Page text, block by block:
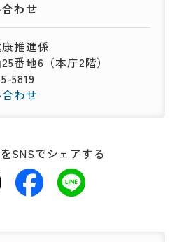
わせ
推進係
番地6（本庁2階）
5819
わせ
SNSでシェアする